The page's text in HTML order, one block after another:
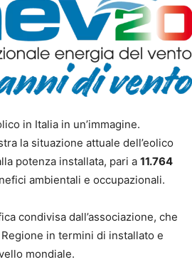
in Italia in un’immagine.
la situazione attuale dell’eolico
potenza installata, pari a 11.764
ambientali e occupazionali.
condivisa dall’associazione, che
in termini di installato e
mondiale.